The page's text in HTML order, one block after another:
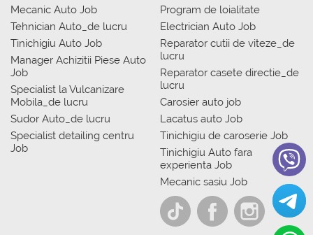
Mecanic Auto Job
Tehnician Auto_de lucru
Tinichigiu Auto Job
Manager Achizitii Piese Auto
Job
Specialist la Vulcanizare
Mobila_de lucru
Sudor Auto_de lucru
Specialist detailing centru
Job
Program de loialitate
Electrician Auto Job
Reparator cutii de viteze_de
lucru
Reparator casete directie_de
lucru
Carosier auto job
Lacatus auto Job
Tinichigiu de caroserie Job
Tinichigiu Auto fara
experienta Job
Mecanic sasiu Job